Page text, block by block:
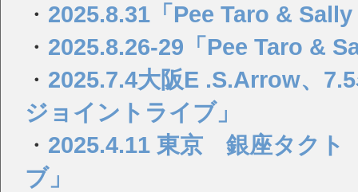
・ 2025.8.31「Pee Taro &
・ 2025.8.26-29「Pee Taro &
・ 2025.7.4大阪E .S.Arrow、
ジョイントライブ」
・ 2025.4.11 東京 銀座タクト
ブ」